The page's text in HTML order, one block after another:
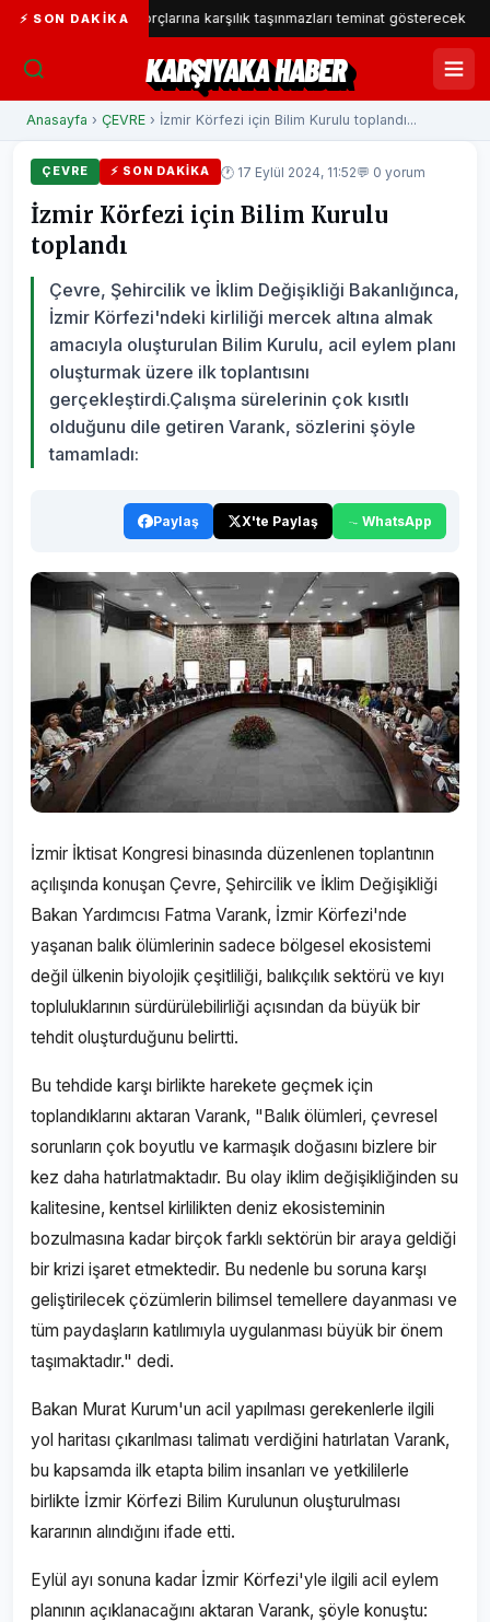
⚡ SON DAKIKA
SGK borçlarına karşılık taşınmazları teminat gösterecek
KARŞIYAKA HABER
Anasayfa › ÇEVRE › İzmir Körfezi için Bilim Kurulu toplandı...
ÇEVRE ⚡ SON DAKIKA 🕐 17 Eylül 2024, 11:52💬 0 yorum
İzmir Körfezi için Bilim Kurulu
toplandı
Çevre, Şehircilik ve İklim Değişikliği Bakanlığınca,
İzmir Körfezi'ndeki kirliliği mercek altına almak
amacıyla oluşturulan Bilim Kurulu, acil eylem planı
oluşturmak üzere ilk toplantısını
gerçekleştirdi.Çalışma sürelerinin çok kısıtlı
olduğunu dile getiren Varank, sözlerini şöyle
tamamladı:
Paylaş X'te Paylaş WhatsApp
İzmir İktisat Kongresi binasında düzenlenen toplantının
açılışında konuşan Çevre, Şehircilik ve İklim Değişikliği
Bakan Yardımcısı Fatma Varank, İzmir Körfezi'nde
yaşanan balık ölümlerinin sadece bölgesel ekosistemi
değil ülkenin biyolojik çeşitliliği, balıkçılık sektörü ve kıyı
topluluklarının sürdürülebilirliği açısından da büyük bir
tehdit oluşturduğunu belirtti.
Bu tehdide karşı birlikte harekete geçmek için
toplandıklarını aktaran Varank, "Balık ölümleri, çevresel
sorunların çok boyutlu ve karmaşık doğasını bizlere bir
kez daha hatırlatmaktadır. Bu olay iklim değişikliğinden su
kalitesine, kentsel kirlilikten deniz ekosisteminin
bozulmasına kadar birçok farklı sektörün bir araya geldiği
bir krizi işaret etmektedir. Bu nedenle bu soruna karşı
geliştirilecek çözümlerin bilimsel temellere dayanması ve
tüm paydaşların katılımıyla uygulanması büyük bir önem
taşımaktadır." dedi.
Bakan Murat Kurum'un acil yapılması gerekenlerle ilgili
yol haritası çıkarılması talimatı verdiğini hatırlatan Varank,
bu kapsamda ilk etapta bilim insanları ve yetkililerle
birlikte İzmir Körfezi Bilim Kurulunun oluşturulması
kararının alındığını ifade etti.
Eylül ayı sonuna kadar İzmir Körfezi'yle ilgili acil eylem
planının açıklanacağını aktaran Varank, şöyle konuştu: